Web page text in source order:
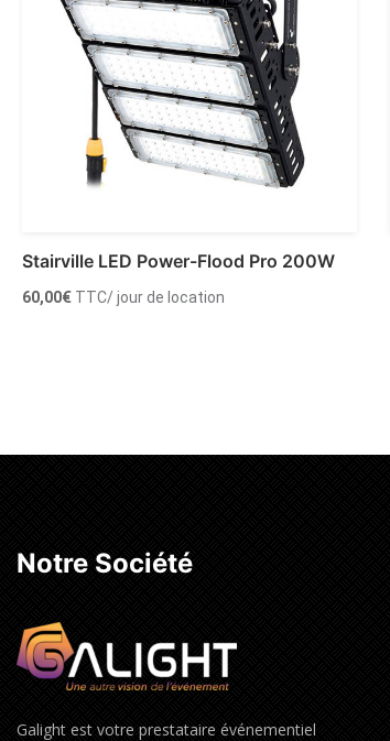
Stairville LED Power-Flood Pro 200W
60,00€ TTC/ jour de location
Notre Société
Galight est votre prestataire événementiel